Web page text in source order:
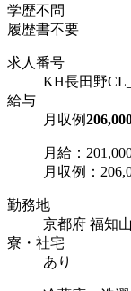
学歴不問
履歴書不要
求人番号
KH長田野
給与
月収例
月給：
月収例：
勤務地
京都府 福知
寮・社宅
あり